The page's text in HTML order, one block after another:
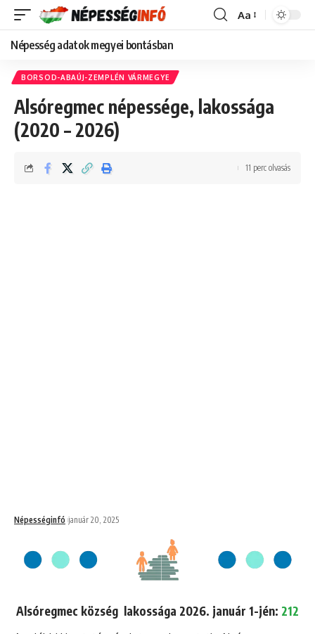
Font
Aa
Népesség adatok megyei bontásban
BORSOD-ABAÚJ-ZEMPLÉN VÁRMEGYE
Alsóregmec népessége, lakossága
(2020 – 2026)
Népességinfó január 20, 2025
11 perc olvasás
Alsóregmec község lakossága 2026. január 1-jén: 212